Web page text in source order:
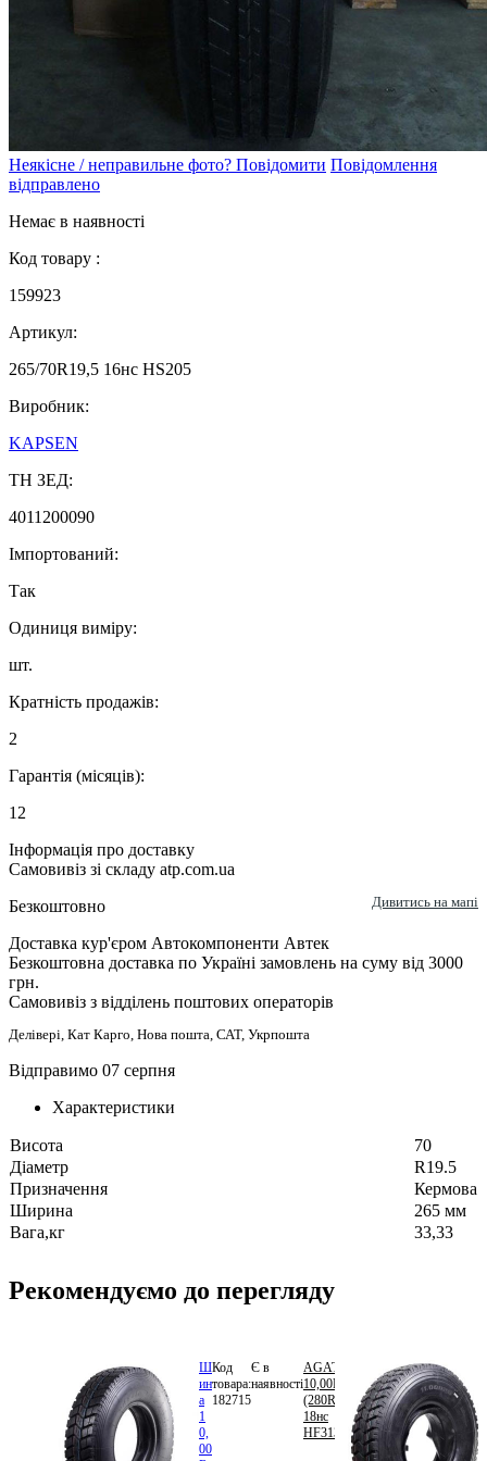
Неякісне / неправильне фото? Повідомити Повідомлення
відправлено
Немає в наявності
Код товару :
159923
Артикул:
265/70R19,5 16нс HS205
Виробник:
KAPSEN
ТН ЗЕД:
4011200090
Імпортований:
Так
Одиниця виміру:
шт.
Кратність продажів:
2
Гарантія (місяців):
12
Інформація про доставку
Самовивіз зі складу atp.com.ua
Безкоштовно
Дивитись на мапі
Доставка кур'єром Автокомпоненти Автек
Безкоштовна доставка по Україні замовлень на суму від 3000
грн.
Самовивіз з відділень поштових операторів
Делівері, Кат Карго, Нова пошта, САТ, Укрпошта
Відправимо 07 серпня
Характеристики
Висота
70
Діаметр
R19.5
Призначення
Кермова
Ширина
265 мм
Вага,кг
33,33
Рекомендуємо до перегляду
Ш
ин
а
1
0,
00
Код
товара:
182715
Є в
наявності
AGATE
10,00R20
(280R508)
18нс
HF313
000.00
грн.
В
кошик